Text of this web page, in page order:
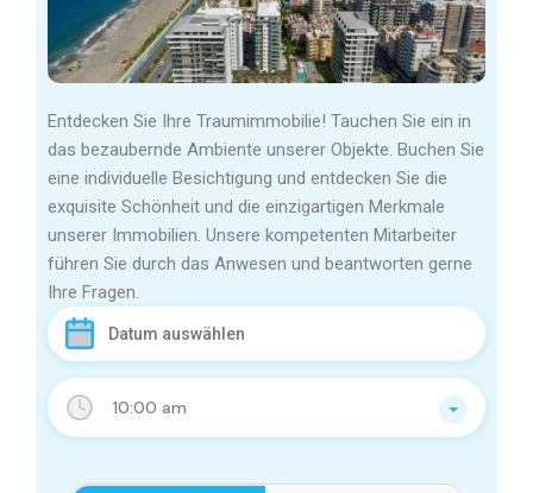
10:00 am
Entdecken Sie Ihre Traumimmobilie! Tauchen Sie ein in
das bezaubernde Ambiente unserer Objekte. Buchen Sie
eine individuelle Besichtigung und entdecken Sie die
exquisite Schönheit und die einzigartigen Merkmale
unserer Immobilien. Unsere kompetenten Mitarbeiter
führen Sie durch das Anwesen und beantworten gerne
Ihre Fragen.